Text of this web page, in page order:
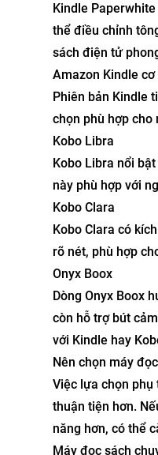
Kindle
thể điều chỉnh
sách điện tử
Amazon Kindle cơ
Phiên bản Kindle
chọn phù hợp
Kobo Libra
Kobo Libra nổi
này phù hợp với
Kobo Clara
Kobo Clara có
rõ nét, phù hợp
Onyx Boox
Dòng Onyx Boox
còn hỗ trợ bút
với Kindle hay
Nên chọn máy
Việc lựa chọn phụ
thuận tiện hơn.
năng hơn, có thể
Máy đọc sách